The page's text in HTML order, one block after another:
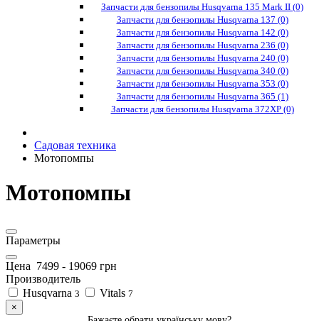
Запчасти для бензопилы Husqvarna 135 Mark II (0)
Запчасти для бензопилы Husqvarna 137 (0)
Запчасти для бензопилы Husqvarna 142 (0)
Запчасти для бензопилы Husqvarna 236 (0)
Запчасти для бензопилы Husqvarna 240 (0)
Запчасти для бензопилы Husqvarna 340 (0)
Запчасти для бензопилы Husqvarna 353 (0)
Запчасти для бензопилы Husqvarna 365 (1)
Запчасти для бензопилы Husqvarna 372XP (0)
Садовая техника
Мотопомпы
Мотопомпы
Параметры
Цена 7499 - 19069 грн
Производитель
Husqvarna 3 Vitals 7
×